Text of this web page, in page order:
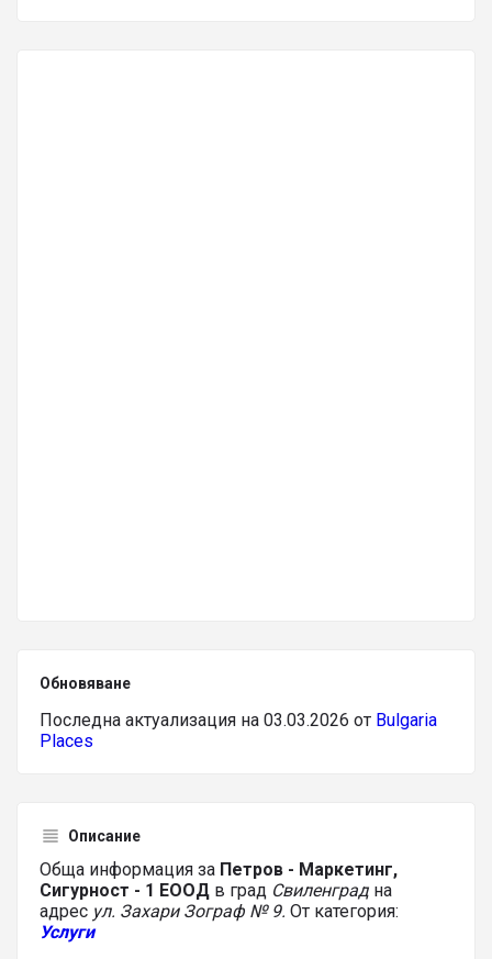
Обновяване
Последна актуализация на 03.03.2026 от Bulgaria
Places
Описание
Обща информация за Петров - Маркетинг,
Сигурност - 1 ЕООД в град Свиленград на
адрес ул. Захари Зограф № 9. От категория:
Услуги